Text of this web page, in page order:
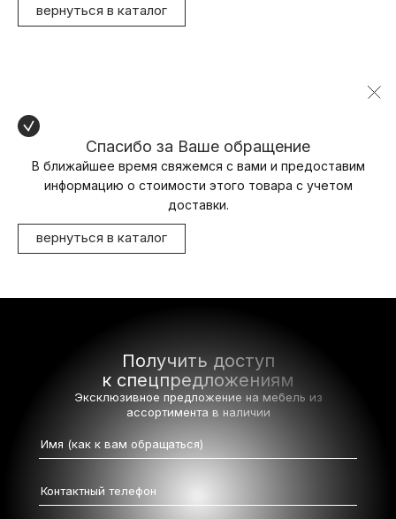
вернуться в каталог
Спасибо за Ваше обращение
В ближайшее время свяжемся с вами и предоставим
информацию о стоимости этого товара с учетом
доставки.
вернуться в каталог
Получить доступ
к спецпредложениям
Эксклюзивное предложение на мебель из
ассортимента в наличии